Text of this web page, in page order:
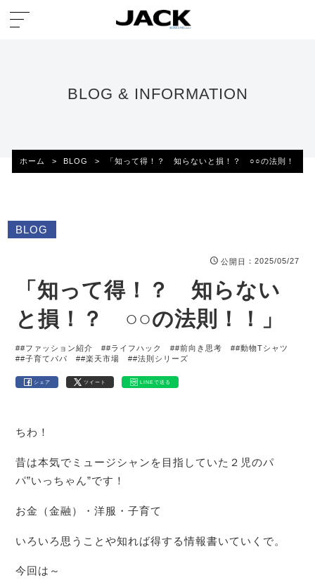
BLOG & INFORMATION
ホーム > BLOG > 「知って得！？ 知らないと損！？ ○○の法則！！」
BLOG
公開日 ：2025/05/27
「知って得！？ 知らない
と損！？ ○○の法則！！」
##ファッション紹介 ##ライフハック ##前向き思考
##動物Tシャツ
##子育てパパ
##楽天市場 ##法則シリーズ
シェア ツイート LINEで送る
ちわ！
昔は本気でミュージシャンを目指していた２児のパ
パ”いっちゃん”です！
お金（金融）・洋服・子育て
いろいろ思うことや知れば得する情報書いていくで。
今回は～